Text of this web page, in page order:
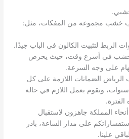
خشب مجموعة من المفكات، مثل:
الربط لتثبيت الكالون في الباب جيدًا.
خشب في أسرع وقت، حيث يحرص
على وجه السرعة.
الرياض الضمانات اللازمة على كل
الخدمات المقدمة لمدة 10 سنوات، وتقوم بعمل اللازم في حالة
المملكة جاهزون لاستقبال
على مدار الساعة، بادر
علينا.